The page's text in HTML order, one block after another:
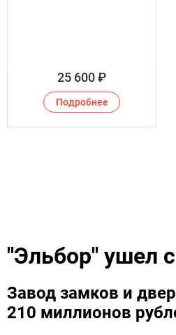
25 600₽
Подробнее
"Эльбор" ушел
Завод замков и
210 миллионов